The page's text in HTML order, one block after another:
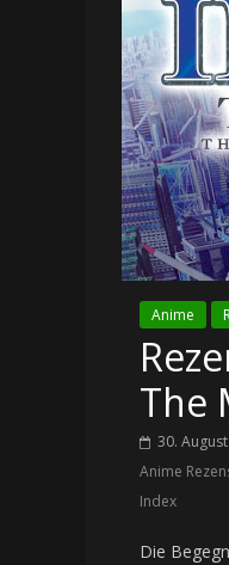
Anime
The
30.
Anime
Index
Die